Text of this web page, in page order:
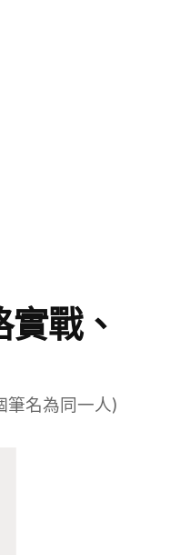
戰、
筆名為同一人)